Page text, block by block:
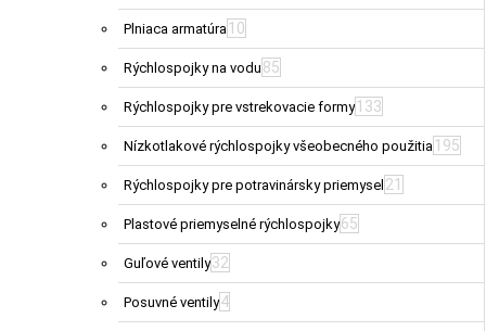
Plniaca armatúra 10
Rýchlospojky na vodu 85
Rýchlospojky pre vstrekovacie formy 133
Nízkotlakové rýchlospojky všeobecného použitia 195
Rýchlospojky pre potravinársky priemysel 21
Plastové priemyselné rýchlospojky65
Guľové ventily32
Posuvné ventily4